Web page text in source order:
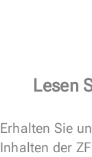
Lesen
Erhalten Sie
Inhalten der